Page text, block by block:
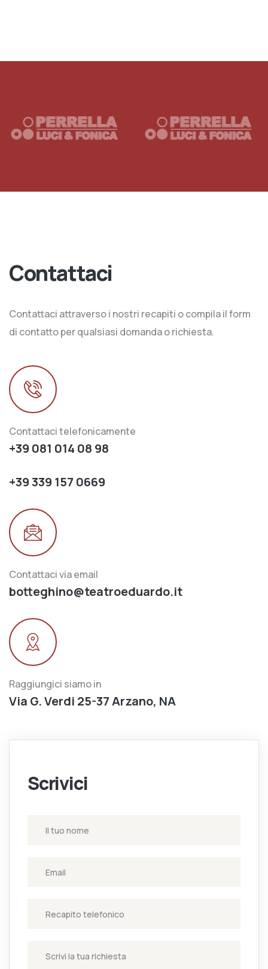
Contattaci
Contattaci attraverso i nostri recapiti o compila il form
di contatto per qualsiasi domanda o richiesta.
Contattaci telefonicamente
+39 081 014 08 98
+39 339 157 0669
Contattaci via email
botteghino@teatroeduardo.it
Raggiungici siamo in
Via G. Verdi 25-37 Arzano, NA
Scrivici